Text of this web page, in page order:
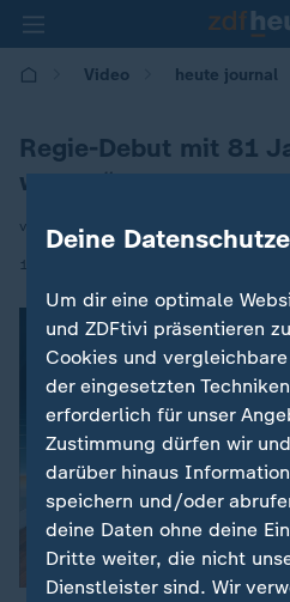
Video heute journal
Regie-Debut mit 81
warten“
von Sabine Schultz
13.07.2017 | 21:45
Deine
Um dir eine optimale
und ZDFtivi präsentieren
Cookies und
der eingesetzten
erforderlich für unser
Zustimmung dürfen wir
darüber hinaus
speichern und/oder
deine Daten ohne deine
Dritte weiter, die nicht
Dienstleister sind. Wir